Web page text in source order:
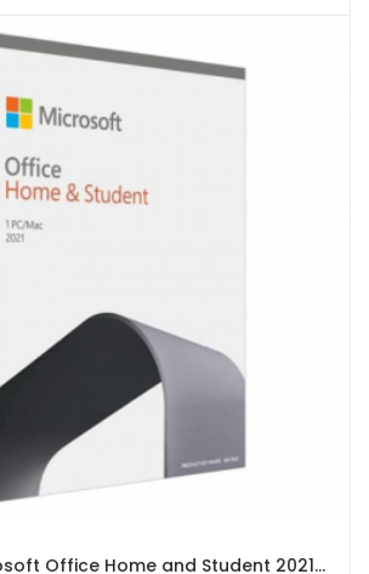
Software Microsoft Office Home and Student 2021 - Medialess